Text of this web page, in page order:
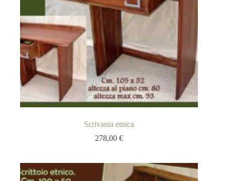
Scrivania etnica
278,00€